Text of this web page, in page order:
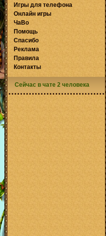
Игры для телефона
Онлайн игры
ЧаВо
Помощь
Спасибо
Реклама
Правила
Контакты
Сейчас в чате 2 человека